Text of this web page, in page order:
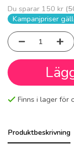
Du sparar 150 kr (
Kampanjpriser
Finns i lager för
Produktbeskrivning